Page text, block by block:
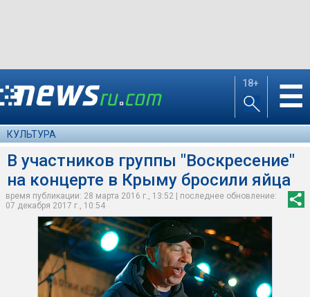
18+ ☰
КУЛЬТУРА
В участников группы "Воскресение"
на концерте в Крыму бросили яйца
время публикации: 28 марта 2016 г., 13:52 | последнее обновление:
07 декабря 2017 г., 10:54